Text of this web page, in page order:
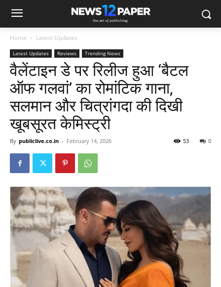
Home Latest Updates
Latest Updates Reviews Trending News
वैलेंटाइन डे पर रिलीज हुआ ‘बैटल
ऑफ गलवां’ का रोमांटिक गाना,
सलमान और चित्रांगदा की दिखी
खूबसूरत केमिस्ट्री
By publiclive.co.in - February 14, 2026 0
53